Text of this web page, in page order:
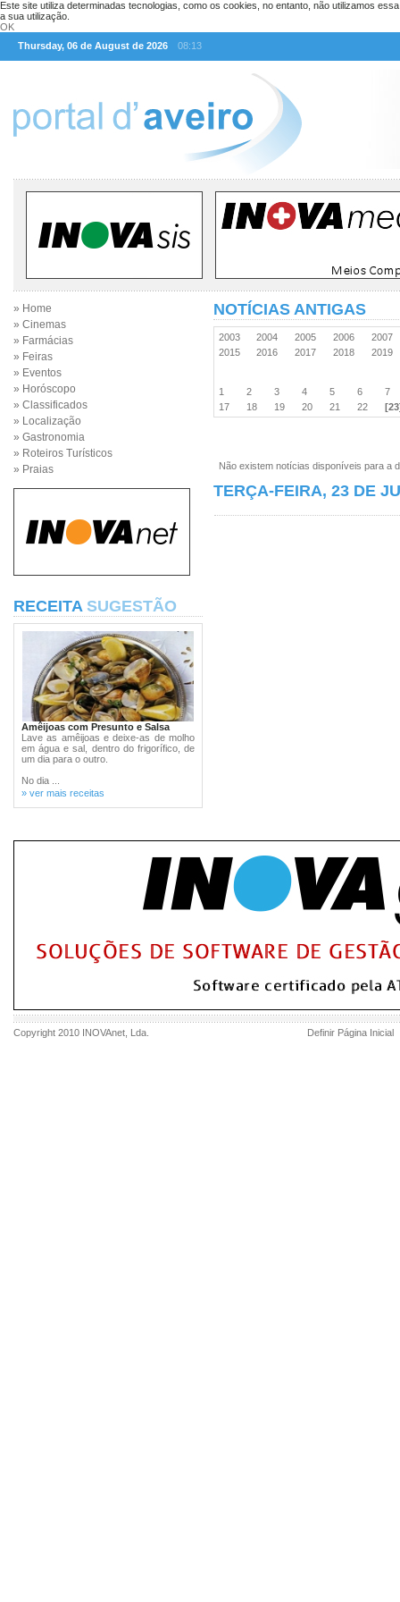
Este site utiliza determinadas tecnologias, como os cookies, no entanto, não utilizamos
a sua utilização.
OK
Thursday, 06 de August de 2026
08:13
» Home
» Cinemas
» Farmácias
» Feiras
» Eventos
» Horóscopo
» Classificados
» Localização
» Gastronomia
» Roteiros Turísticos
» Praias
RECEITA SUGESTÃO
Amêijoas com Presunto e Salsa
Lave as amêijoas e deixe-as de molho
em água e sal, dentro do frigorífico, de
um dia para o outro.
No dia ...
» ver mais receitas
NOTÍCIAS ANTIGAS
2003 2004 2005 2006
2007
2015
2016 2017 2018 2019
1 2 3 4 5 6
7
17
18 19 20 21 22
Não existem notícias disponíveis para a
TERÇA-FEIRA, 23 DE
Copyright 2010 INOVAnet , Lda. Definir Página Inicial